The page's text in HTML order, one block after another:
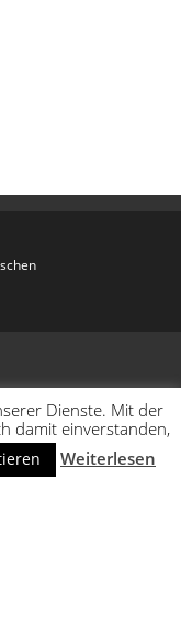
Dienste. Mit der
damit einverstanden,
Weiterlesen